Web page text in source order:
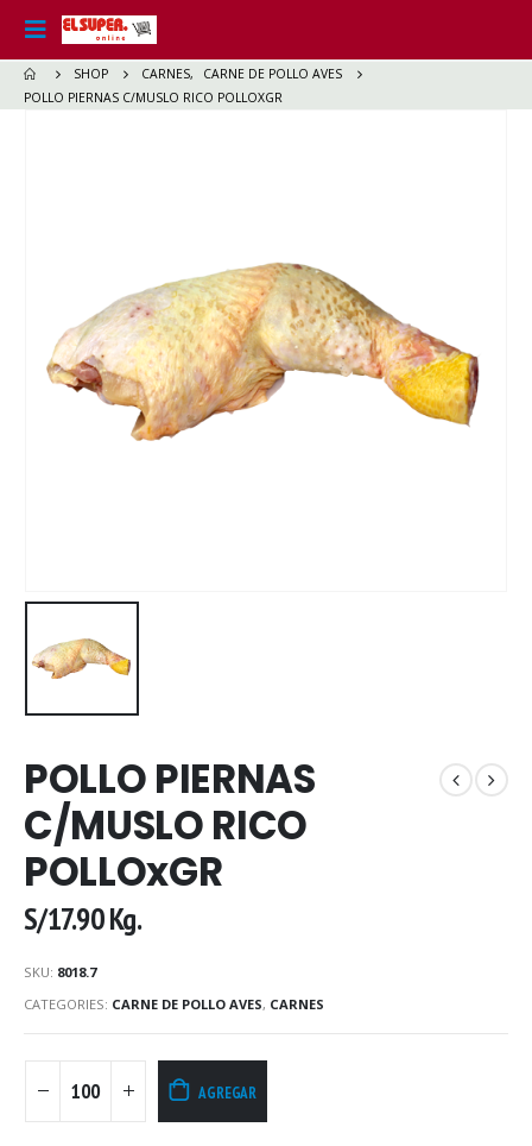
SHOP CARNES,
CARNE DE POLLO AVES
POLLO PIERNAS C/MUSLO RICO POLLOXGR
POLLO PIERNAS
C/MUSLO RICO
POLLOxGR
S/17.90Kg.
SKU: 8018.7
CATEGORIES: CARNE DE POLLO AVES, CARNES
AGREGAR